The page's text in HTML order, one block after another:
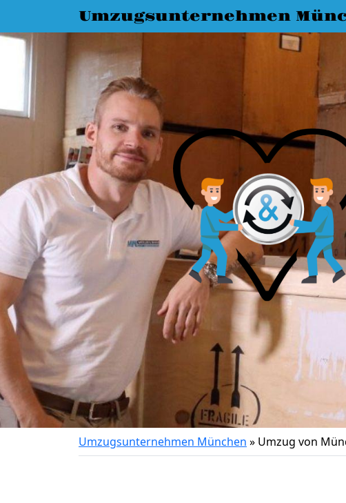
Umzugsunternehmen
Umzugsunternehmen München » Umzug von